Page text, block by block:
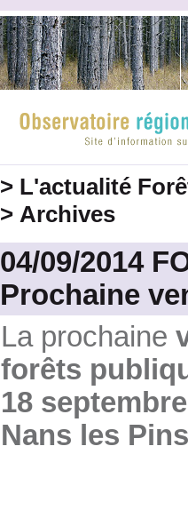
> L'actualité
> Archives
04/09/2014
Prochaine
La prochaine
forêts
18
Nans les